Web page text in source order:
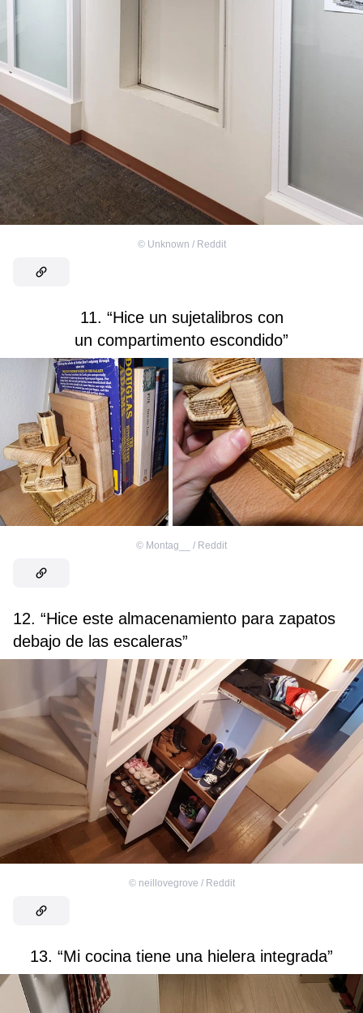
© Unknown / Reddit
11. “Hice un sujetalibros con
un compartimento escondido”
© Montag__ / Reddit
12. “Hice este almacenamiento para zapatos
debajo de las escaleras”
© neillovegrove / Reddit
13. “Mi cocina tiene una hielera integrada”